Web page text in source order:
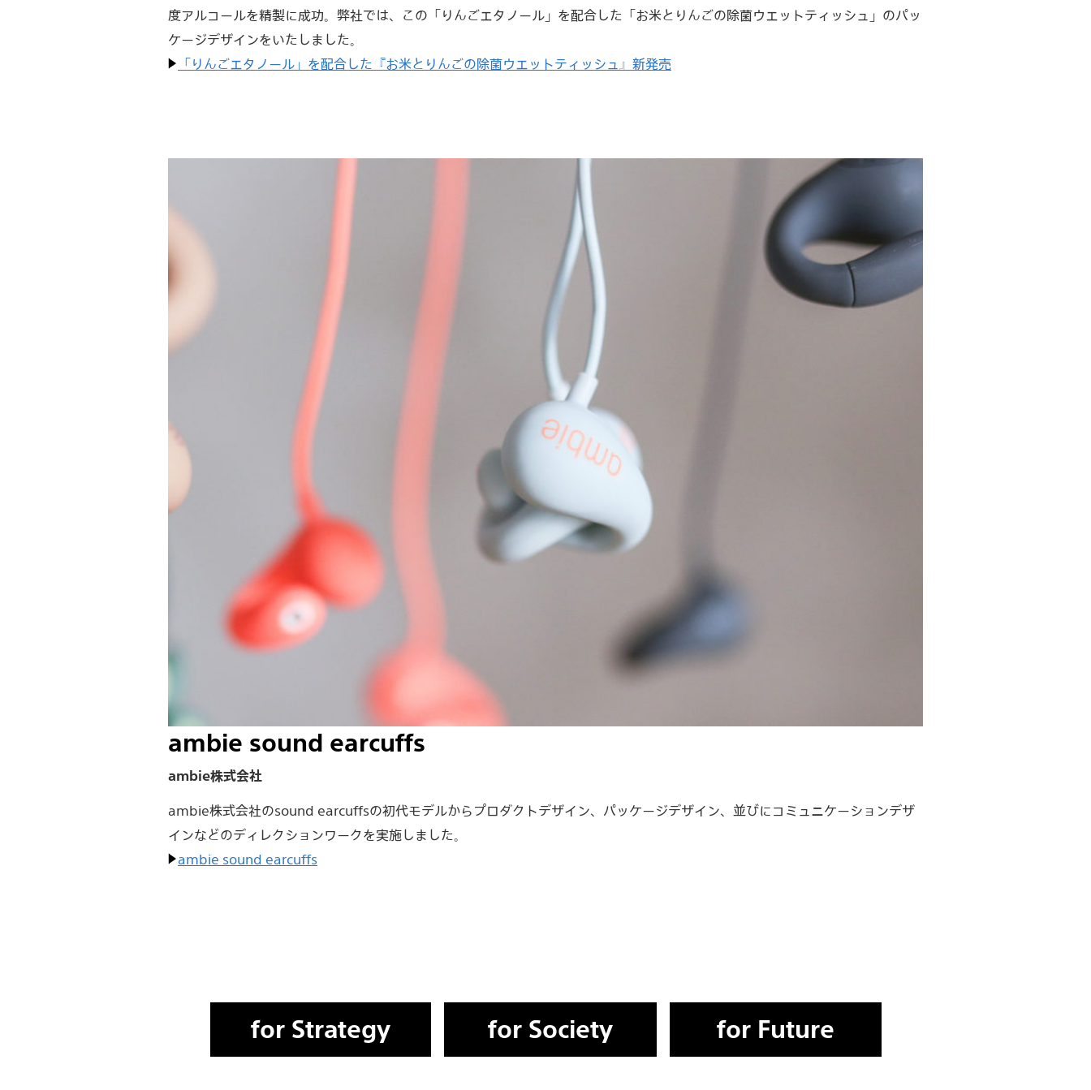
度アルコールを精製に成功。弊社では、この「りんごエタノール」を配合した「お米とりんごの除菌ウエットティッシュ」のパッ
ケージデザインをいたしました。
「りんごエタノール」を配合した『お米とりんごの除菌ウエットティッシュ』新発売
ambie sound earcuffs
ambie株式会社
ambie株式会社のsound earcuffsの初代モデルからプロダクトデザイン、パッケージデザイン、並びにコミュニケーションデザ
インなどのディレクションワークを実施しました。
ambie sound earcuffs
for Strategy for Society for Future